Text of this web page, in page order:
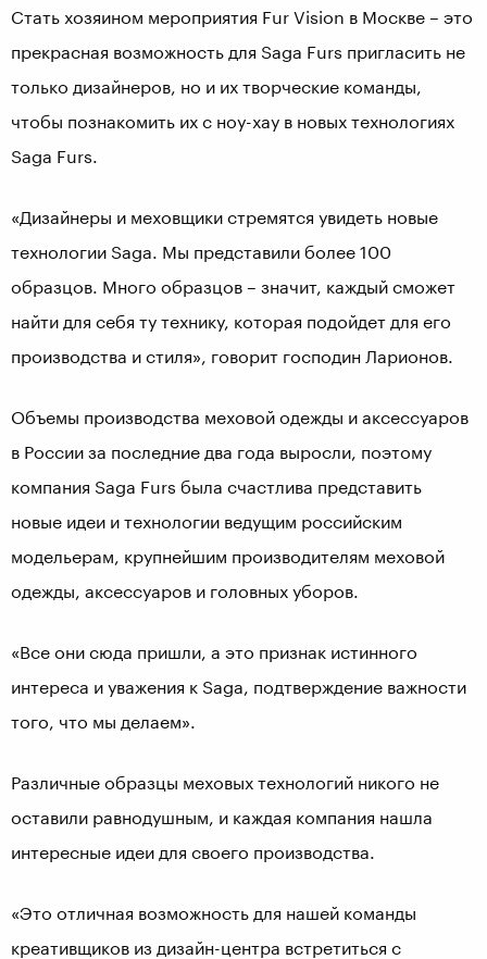
Стать хозяином мероприятия Fur Vision в Москве – это
прекрасная возможность для Saga Furs пригласить не
только дизайнеров, но и их творческие команды,
чтобы познакомить их с ноу-хау в новых технологиях
Saga Furs.
«Дизайнеры и меховщики стремятся увидеть новые
технологии Saga. Мы представили более 100
образцов. Много образцов – значит, каждый сможет
найти для себя ту технику, которая подойдет для его
производства и стиля», говорит господин Ларионов.
Объемы производства меховой одежды и аксессуаров
в России за последние два года выросли, поэтому
компания Saga Furs была счастлива представить
новые идеи и технологии ведущим российским
модельерам, крупнейшим производителям меховой
одежды, аксессуаров и головных уборов.
«Все они сюда пришли, а это признак истинного
интереса и уважения к Saga, подтверждение важности
того, что мы делаем».
Различные образцы меховых технологий никого не
оставили равнодушным, и каждая компания нашла
интересные идеи для своего производства.
«Это отличная возможность для нашей команды
креативщиков из дизайн-центра встретиться с